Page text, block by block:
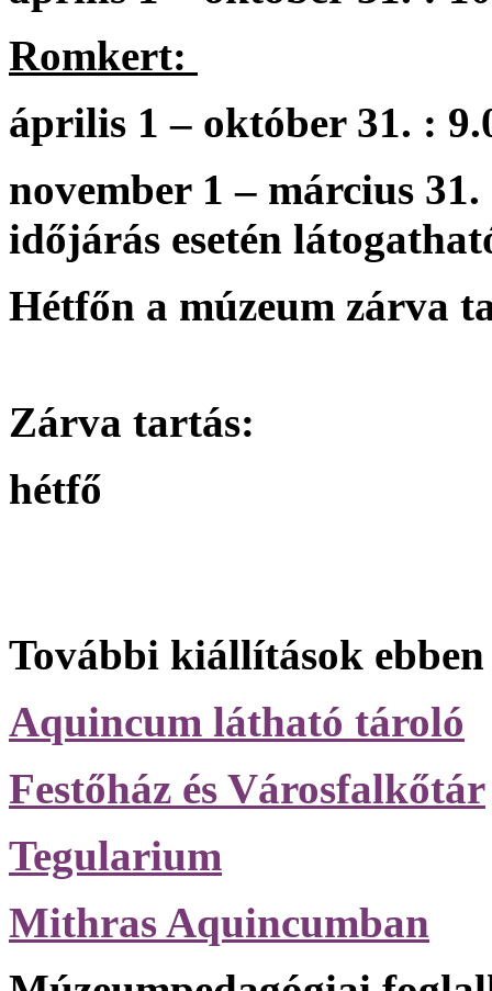
Romkert:
április 1 – október 31. :
november 1 – március 31.
időjárás esetén
Hétfőn a múzeum zárva
Zárva tartás:
hétfő
További kiállítások
Aquincum látható tároló
Festőház és Városfalkőtár
Tegularium
Mithras Aquincumban